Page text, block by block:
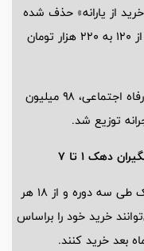
حداقل خرید از یارانه» حذف شده
و اعتبار تشویقی مشمولان به ازای هر نفر از ۱۲۰ به ۲۲۰ هزار تومان
طبق اعلام معاون رفاه وزارت تعاون، کار و رفاه اجتماعی، ۹۸ میلیون
توزیع شد.
دهک ۱ تا ۷
یحیوی با بیان اینکه طرح فجرانه الکترونیک طی سه دوره و از ۱۸ هر
خرید خود را براساس
بعد خرید کنند.